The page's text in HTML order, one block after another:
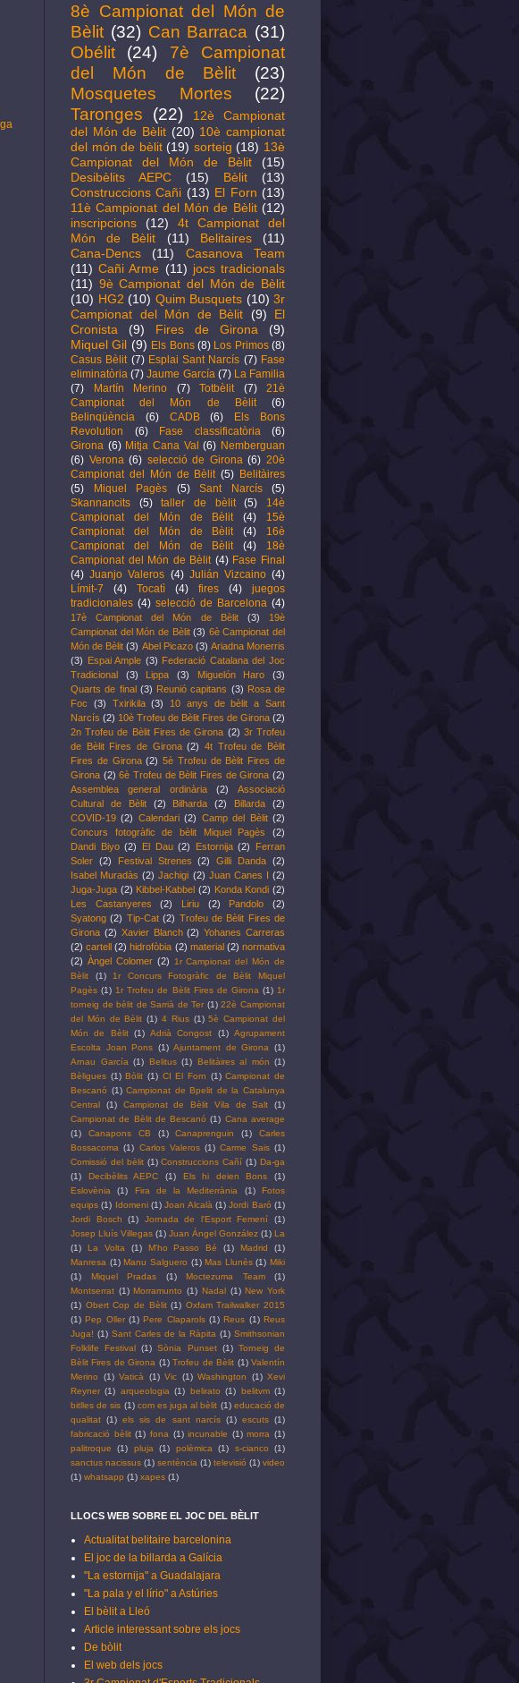
8è Campionat del Món de
Bèlit (32) Can Barraca (31)
Obélit
(24)
7è Campionat
del Món de Bèlit
(23)
Mosquetes Mortes
(22)
Taronges
(22)
12è Campionat
del Món de Bèlit (20) 10è campionat
del món de bèlit (19) sorteig (18) 13è
Campionat del Món de Bèlit
(15)
Desibèlits AEPC
(15) Bèlit
(13)
Construccions Cañi (13) El Forn (13)
11è Campionat del Món de Bèlit (12)
inscripcions
(12)
4t Campionat del
Món de Bèlit
(11) Belitaires
(11)
Cana-Dencs
(11)
Casanova Team
(11) Cañi Arme (11) jocs tradicionals
(11) 9è Campionat del Món de Bèlit
(10) HG2 (10) Quim Busquets (10) 3r
Campionat del Món de Bèlit
(9)
El
Cronista
(9) Fires de Girona
(9)
Miquel Gil (9) Els Bons (8) Los Primos (8)
Casus Bèlit (7) Esplai Sant Narcís (7) Fase
eliminatòria (7) Jaume García (7) La Familia
(7)
Martín Merino (7) Totbèlit (7)
21è
Campionat del Món de Bèlit
(6)
Belinqüència
(6) CADB (6)
Els Bons
Revolution
(6) Fase classificatòria
(6)
Girona (6) Mitja Cana Val (6) Nemberguan
(6) Verona (6) selecció de Girona (6) 20è
Campionat del Món de Bèlit (5) Belitàires
(5)
Miquel Pagès (5) Sant Narcís
(5)
Skannancits
(5) taller de bèlit (5)
14è
Campionat del Món de Bèlit
(4)
15è
Campionat del Món de Bèlit
(4)
16è
Campionat del Món de Bèlit
(4)
18è
Campionat del Món de Bèlit (4) Fase Final
(4) Juanjo Valeros (4) Julián Vizcaino (4)
Límit-7
(4) Tocatì (4) fires (4)
juegos
tradicionales (4) selecció de Barcelona (4)
17è Campionat del Món de Bèlit (3)
19è
Campionat del Món de Bèlit (3) 6è Campionat del
Món de Bèlit (3) Abel Picazo (3) Ariadna Monerris
(3) Espai Ample (3) Federació Catalana del Joc
Tradicional
(3) Lippa (3) Miguelón Haro
(3)
Quarts de final (3) Reunió capitans (3) Rosa de
Foc
(3) Txirikila (3)
10 anys de bèlit a Sant
Narcís (2) 10è Trofeu de Bèlit Fires de Girona (2)
2n Trofeu de Bèlit Fires de Girona (2) 3r Trofeu
de Bèlit Fires de Girona (2) 4t Trofeu de Bèlit
Fires de Girona (2) 5è Trofeu de Bèlit Fires de
Girona (2) 6è Trofeu de Bèlit Fires de Girona (2)
Assemblea general ordinària
(2)
Associació
Cultural de Bèlit
(2) Bilharda (2) Billarda
(2)
COVID-19 (2) Calendari (2) Camp del Bèlit (2)
Concurs fotogràfic de bèlit Miquel Pagès
(2)
Dandi Biyo (2) El Dau (2) Estornija (2)
Ferran
Soler (2) Festival Strenes (2) Gilli Danda (2)
Isabel Muradàs (2) Jachigi (2) Juan Canes I (2)
Juga-Juga (2) Kibbel-Kabbel (2) Konda Kondi (2)
Les Castanyeres
(2) Liriu (2) Pandolo
(2)
Syatong (2) Tip-Cat (2) Trofeu de Bèlit Fires de
Girona (2) Xavier Blanch (2) Yohanes Carreras
(2) cartell (2) hidrofòbia (2) material (2) normativa
(2) Àngel Colomer (2)
1r Campionat del Món de
Bèlit
(1)
1r Concurs Fotogràfic de Bèlit Miquel
Pagès (1) 1r Trofeu de Bèlit Fires de Girona (1) 1r
torneig de bèlit de Sarrià de Ter (1) 22è Campionat
del Món de Bèlit (1) 4 Rius (1) 5è Campionat del
Món de Bèlit (1) Adrià Congost (1) Agrupament
Escolta Joan Pons (1) Ajuntament de Girona
(1)
Arnau García (1) Belitus (1) Belitàires al món (1)
Bèligues (1) Bòlit (1) CI El Forn (1) Campionat de
Bescanó (1) Campionat de Bpelit de la Catalunya
Central
(1) Campionat de Bèlit Vila de Salt
(1)
Campionat de Bèlit de Bescanó (1) Cana average
(1)
Canapons CB (1) Canaprenguin (1)
Carles
Bossacoma (1) Carlos Valeros (1) Carme Sais (1)
Comissió del bèlit (1) Construccions Cañí (1) Da-ga
(1)
Decibèlits AEPC (1) Els hi deien Bons
(1)
Eslovènia
(1) Fira de la Mediterrània (1)
Fotos
equips (1) Idomeni (1) Joan Alcalà (1) Jordi Baró (1)
Jordi Bosch
(1) Jornada de l'Esport Femení
(1)
Josep Lluís Villegas (1) Juan Ángel González (1) La
(1)
La Volta (1) M'ho Passo Bé (1) Madrid
(1)
Manresa (1) Manu Salguero (1) Mas Llunès (1) Miki
(1)
Miquel Pradas (1) Moctezuma Team
(1)
Montserrat (1) Morramunto (1) Nadal (1) New York
(1) Obert Cop de Bèlit (1) Oxfam Trailwalker 2015
(1) Pep Oller (1) Pere Claparols (1) Reus (1) Reus
Juga! (1) Sant Carles de la Ràpita (1) Smithsonian
Folklife Festival (1) Sònia Punset (1) Torneig de
Bèlit Fires de Girona (1) Trofeu de Bèlit (1) Valentín
Merino
(1) Vaticà (1) Vic (1) Washington (1) Xevi
Reyner (1) arqueologia (1) belirato (1) belitvm (1)
bitlles de sis (1) com es juga al bèlit (1) educació de
qualitat (1) els sis de sant narcís (1) escuts (1)
fabricació bèlit (1) fona (1) incunable (1) morra (1)
palitroque
(1) pluja (1) polèmica (1) s-cianco
(1)
sanctus nacissus (1) sentència (1) televisió (1) video
(1) whatsapp (1) xapes (1)
LLOCS WEB SOBRE EL JOC DEL BÈLIT
Actualitat belitaire barcelonina
El joc de la billarda a Galícia
"La estornija" a Guadalajara
"La pala y el lírio" a Astúries
El bèlit a Lleó
Article interessant sobre els jocs
De bòlit
El web dels jocs